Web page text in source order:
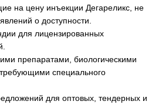
на цену инъекции Дегареликс, не
о доступности.
для лицензированных
препаратами, биологическими
специального
для оптовых, тендерных и